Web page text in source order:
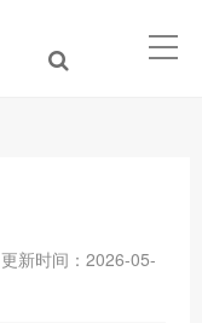
更新时间：2026-05-